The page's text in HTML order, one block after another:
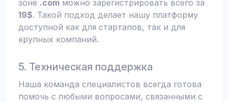
зоне .com можно зарегистрировать всего за
19$. Такой подход делает нашу платформу
доступной как для стартапов, так и для
крупных компаний.
5. Техническая поддержка
Наша команда специалистов всегда готова
помочь с любыми вопросами, связанными с